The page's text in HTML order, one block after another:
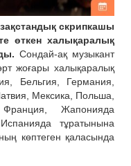
скрипкашы
өткен халықаралық
Сондай-ақ музыкант
жоғары халықаралық
Бельгия, Германия,
Мексика, Польша,
Жапонияда
тұратынына
көптеген қаласында